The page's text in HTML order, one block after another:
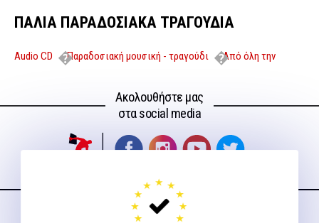
ΠΑΛΙΑ ΠΑΡΑΔΟΣΙΑΚΑ ΤΡΑΓΟΥΔΙΑ
Audio CD Παραδοσιακή μουσική - τραγούδι
Από όλη την
Ακολουθήστε μας
στα social media